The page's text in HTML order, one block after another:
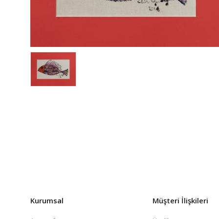
Kurumsal Müşteri İlişkileri